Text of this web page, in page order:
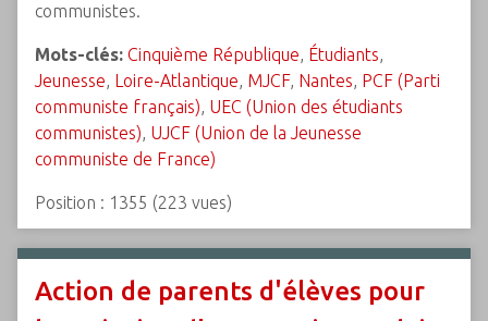
communistes.
Mots-clés: Cinquième République, Étudiants,
Jeunesse, Loire-Atlantique, MJCF, Nantes, PCF (Parti
communiste français), UEC (Union des étudiants
communistes), UJCF (Union de la Jeunesse
communiste de France)
Position : 1355 (223 vues)
Action de parents d'élèves pour